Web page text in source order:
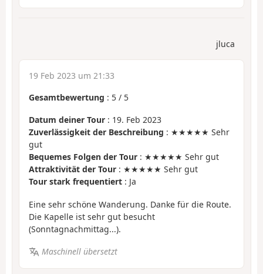
jluca
19 Feb 2023 um 21:33
Gesamtbewertung : 5 / 5
Datum deiner Tour : 19. Feb 2023
Zuverlässigkeit der Beschreibung : ★★★★★ Sehr
gut
Bequemes Folgen der Tour : ★★★★★ Sehr gut
Attraktivität der Tour : ★★★★★ Sehr gut
Tour stark frequentiert : Ja
Eine sehr schöne Wanderung. Danke für die Route.
Die Kapelle ist sehr gut besucht
(Sonntagnachmittag...).
Maschinell übersetzt